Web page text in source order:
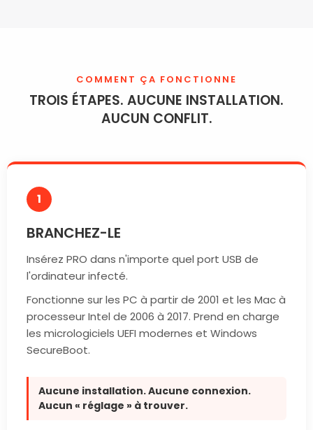
COMMENT ÇA FONCTIONNE
TROIS ÉTAPES. AUCUNE INSTALLATION.
AUCUN CONFLIT.
1
BRANCHEZ-LE
Insérez PRO dans n'importe quel port USB de
l'ordinateur infecté.
Fonctionne sur les PC à partir de 2001 et les Mac à
processeur Intel de 2006 à 2017. Prend en charge
les micrologiciels UEFI modernes et Windows
SecureBoot.
Aucune installation. Aucune connexion.
Aucun « réglage » à trouver.